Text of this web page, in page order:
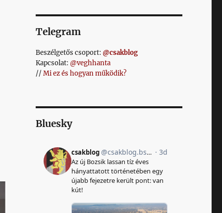
Telegram
Beszélgetős csoport: @csakblog
Kapcsolat: @veghhanta
// Mi ez és hogyan működik?
Bluesky